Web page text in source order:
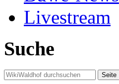
Livestream
Suche